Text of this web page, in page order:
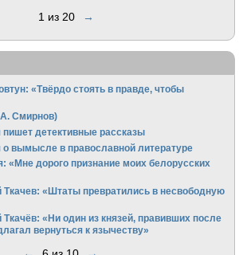
1 из 20 →
«Твёрдо стоять в правде, чтобы
Смирнов)
детективные рассказы
вымысле в православной литературе
«Мне дорого признание моих белорусских
Ткачев: «Штаты превратились в несвободную
«Ни один из князей, правивших после
вернуться к язычеству»